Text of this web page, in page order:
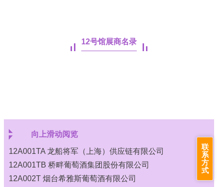
10A012T-3 汕头市恒生泰物资有限公司
10B017T 江苏科鲁夫供应链有限公司
10B019T 天津福泽韦国际贸易有限公司
10B020T 深圳市龙菲科技发展有限公司
10B023T 尊贵酒业（深圳）集团有限公司
10B025T-1 绥芬河市熊大经贸有限公司
12号馆展商名录
向上滑动阅览
12A001TA 龙船将军（上海）供应链有限公司
12A001TB 桥畔葡萄酒集团股份有限公司
12A002T 烟台希雅斯葡萄酒有限公司
联
系
方
式